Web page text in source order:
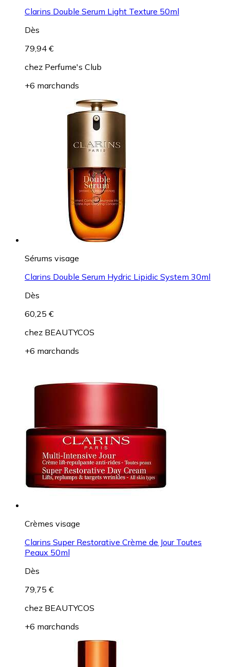
Clarins Double Serum Light Texture 50ml
Dès
79,94 €
chez Perfume's Club
+6 marchands
Sérums visage
Clarins Double Serum Hydric Lipidic System 30ml
Dès
60,25 €
chez BEAUTYCOS
+6 marchands
Crèmes visage
Clarins Super Restorative Crème de Jour Toutes
Peaux 50ml
Dès
79,75 €
chez BEAUTYCOS
+6 marchands